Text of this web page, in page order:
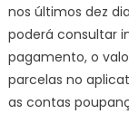
nos últimos dez
poderá consultar
pagamento, o
parcelas no
as contas